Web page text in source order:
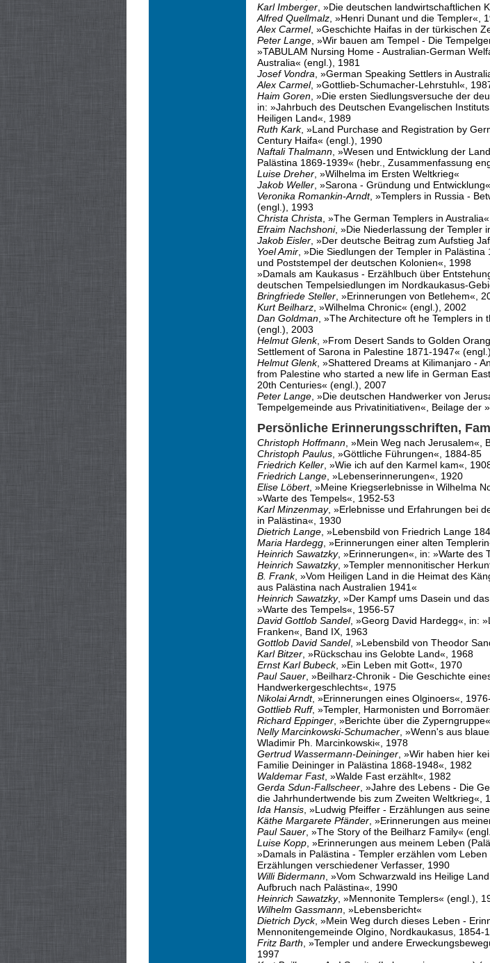
Karl Imberger , »Die deutschen landwirtschaftlichen
Alfred Quellmalz , »Henri Dunant und die Templer«,
Alex Carmel, »Geschichte Haifas in der türkischen
Peter Lange , »Wir bauen am Tempel - Die
»TABULAM Nursing Home - Australian-German
Australia« (engl.), 1981
Josef Vondra , »German Speaking Settlers in
Alex Carmel, »Gottlieb-Schumacher-Lehrstuhl«,
Haim Goren , »Die ersten Siedlungsversuche der
in: »Jahrbuch des Deutschen Evangelischen
Heiligen Land«, 1989
Ruth Kark, »Land Purchase and Registration by
Century Haifa« (engl.), 1990
Naftali Thalmann , »Wesen und Entwicklung der
Palästina 1869-1939« (hebr., Zusammenfassung
Luise Dreher , »Wilhelma im Ersten Weltkrieg«
Jakob Weller , »Sarona - Gründung und Entwicklung«
Veronika Romankin-Arndt, »Templers in Russia -
(engl.), 1993
Christa Christa , »The German Templers in
Efraim Nachshoni, »Die Niederlassung der Templer
Jakob Eisler , »Der deutsche Beitrag zum Aufstieg
Yoel Amir , »Die Siedlungen der Templer in
und Poststempel der deutschen Kolonien«, 1998
»Damals am Kaukasus - Erzählbuch über
deutschen Tempelsiedlungen im Nordkaukasus-
Bringfriede Steller , »Erinnerungen von Betlehem«,
Kurt Beilharz , »Wilhelma Chronic« (engl.), 2002
Dan Goldman , »The Architecture oft he Templers
(engl.), 2003
Helmut Glenk, »From Desert Sands to Golden
Settlement of Sarona in Palestine 1871-1947«
Helmut Glenk, »Shattered Dreams at Kilimanjaro -
from Palestine who started a new life in German
20th Centuries« (engl.), 2007
Peter Lange , »Die deutschen Handwerker von
Tempelgemeinde aus Privatinitiativen«, Beilage der
Persönliche Erinnerungsschriften,
Christoph Hoffmann , »Mein Weg nach Jerusalem«,
Christoph Paulus , »Göttliche Führungen«, 1884-85
Friedrich Keller , »Wie ich auf den Karmel kam«,
Friedrich Lange , »Lebenserinnerungen«, 1920
Elise Löbert, »Meine Kriegserlebnisse in Wilhelma
»Warte des Tempels«, 1952-53
Karl Minzenmay, »Erlebnisse und Erfahrungen bei
in Palästina«, 1930
Dietrich Lange , »Lebensbild von Friedrich Lange
Maria Hardegg , »Erinnerungen einer alten
Heinrich Sawatzky, »Erinnerungen«, in: »Warte des
Heinrich Sawatzky, »Templer mennonitischer
B. Frank, »Vom Heiligen Land in die Heimat des
aus Palästina nach Australien 1941«
Heinrich Sawatzky, »Der Kampf ums Dasein und
»Warte des Tempels«, 1956-57
David Gottlob Sandel, »Georg David Hardegg«, in:
Franken«, Band IX, 1963
Gottlob David Sandel, »Lebensbild von Theodor
Karl Bitzer , »Rückschau ins Gelobte Land«, 1968
Ernst Karl Bubeck, »Ein Leben mit Gott«, 1970
Paul Sauer , »Beilharz-Chronik - Die Geschichte
Handwerkergeschlechts«, 1975
Nikolai Arndt, »Erinnerungen eines Olginoers«,
Gottlieb Ruff, »Templer, Harmonisten und
Richard Eppinger , »Berichte über die
Nelly Marcinkowski-Schumacher , »Wenn's aus
Wladimir Ph. Marcinkowski«, 1978
Gertrud Wassermann-Deininger , »Wir haben hier
Familie Deininger in Palästina 1868-1948«, 1982
Waldemar Fast, »Walde Fast erzählt«, 1982
Gerda Sdun-Fallscheer , »Jahre des Lebens - Die
die Jahrhundertwende bis zum Zweiten Weltkrieg«,
Ida Hansis , »Ludwig Pfeiffer - Erzählungen aus
Käthe Margarete Pfänder , »Erinnerungen aus
Paul Sauer , »The Story of the Beilharz Family«
Luise Kopp , »Erinnerungen aus meinem Leben
»Damals in Palästina - Templer erzählen vom
Erzählungen verschiedener Verfasser, 1990
Willi Bidermann , »Vom Schwarzwald ins Heilige
Aufbruch nach Palästina«, 1990
Heinrich Sawatzky, »Mennonite Templers« (engl.),
Wilhelm Gassmann , »Lebensbericht«
Dietrich Dyck, »Mein Weg durch dieses Leben -
Mennonitengemeinde Olgino, Nordkaukasus, 1854-
Fritz Barth , »Templer und andere
1997